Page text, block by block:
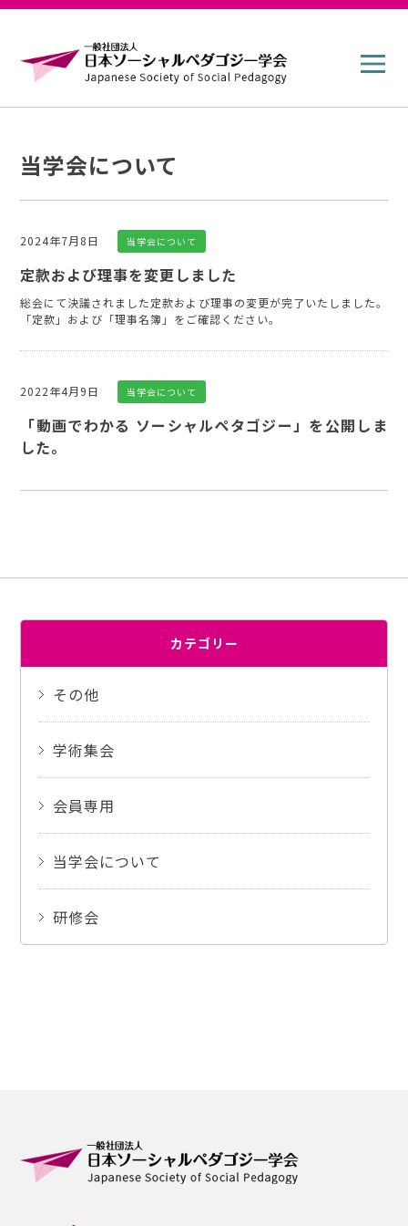
ツ
メ
ニ
当学会について
2024年7月8日 カテゴリー
当学会について
定款および理事を変更しました
総会にて決議されました定款および理事の変更が完了いたしました。
「定款」および「理事名簿」をご確認ください。
2022年4月9日 カテゴリー
当学会について
「動画でわかる ソーシャルペタゴジー」を公開しま
した。
カテゴリー
その他
学術集会
会員専用
当学会について
研修会